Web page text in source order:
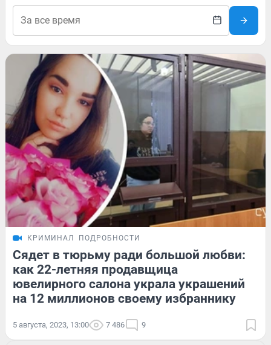
КРИМИНАЛ ПОДРОБНОСТИ
Сядет в тюрьму ради большой любви:
как 22-летняя продавщица
ювелирного салона украла украшений
на 12 миллионов своему избраннику
5 августа, 2023, 13:00 7 486 9